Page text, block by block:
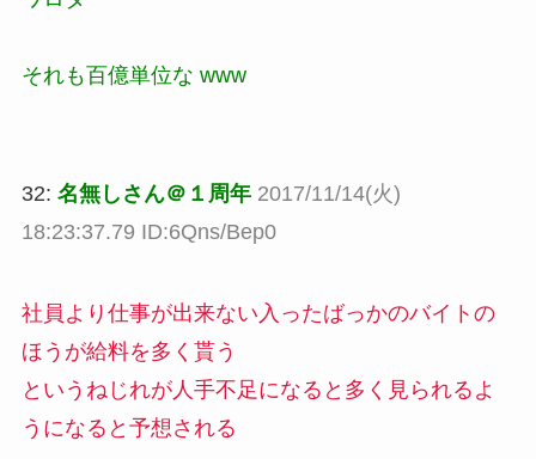
それも百億単位な www
32: 名無しさん＠１周年 2017/11/14(火)
18:23:37.79 ID:6Qns/Bep0
社員より仕事が出来ない入ったばっかのバイトの
ほうが給料を多く貰う
というねじれが人手不足になると多く見られるよ
うになると予想される